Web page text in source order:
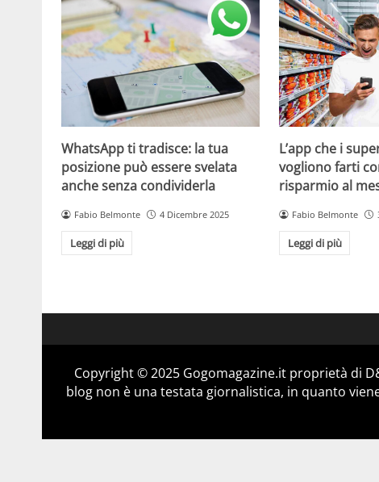
WhatsApp ti tradisce: la tua
posizione può essere svelata
anche senza condividerla
Fabio Belmonte 4 Dicembre 2025
Leggi di più
L’app che i
vogliono farti
risparmio al
Fabio Belmonte
Leggi di più
Copyright © 2025 Gogomagazine.it proprietà di
blog non è una testata giornalistica, in quanto